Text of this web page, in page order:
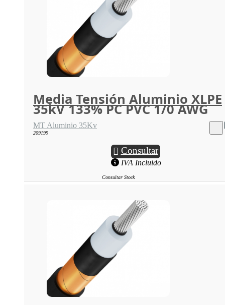
Media Tensión Aluminio XLPE
35kV 133% PC PVC 1/0 AWG
MT Aluminio 35Kv
209199
Consultar
IVA Incluido
Consultar Stock